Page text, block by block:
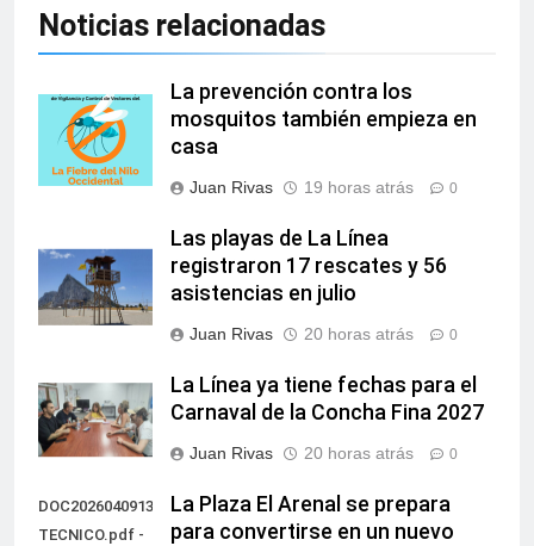
Noticias relacionadas
La prevención contra los
mosquitos también empieza en
casa
Juan Rivas 19 horas atrás 0
Las playas de La Línea
registraron 17 rescates y 56
asistencias en julio
Juan Rivas 20 horas atrás 0
La Línea ya tiene fechas para el
Carnaval de la Concha Fina 2027
Juan Rivas 20 horas atrás 0
DOC20260409135851PROYECTO
TECNICO.pdf -
La Plaza El Arenal se prepara
para convertirse en un nuevo